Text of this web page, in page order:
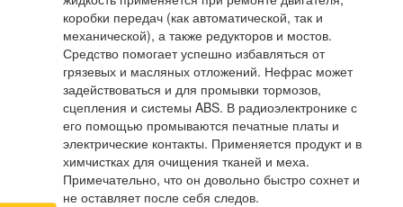
коробки передач (как автоматической, так и
механической), а также редукторов и мостов.
Средство помогает успешно избавляться от
грязевых и масляных отложений. Нефрас может
задействоваться и для промывки тормозов,
сцепления и системы ABS. В радиоэлектронике с
его помощью промываются печатные платы и
электрические контакты. Применяется продукт и в
химчистках для очищения тканей и меха.
Примечательно, что он довольно быстро сохнет и
не оставляет после себя следов.